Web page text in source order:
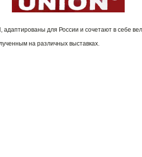
для России и сочетают в себе
на различных выставках.